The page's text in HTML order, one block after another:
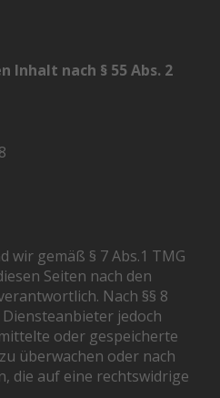
nach § 55 Abs. 2
wir gemäß § 7 Abs.1 TMG
Seiten nach den
Nach §§ 8
jedoch
oder gespeicherte
überwachen oder nach
die auf eine rechtswidrige